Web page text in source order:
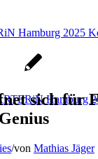
Hamburg 2025
Hamburg
sich für
/von Mathias Jäger